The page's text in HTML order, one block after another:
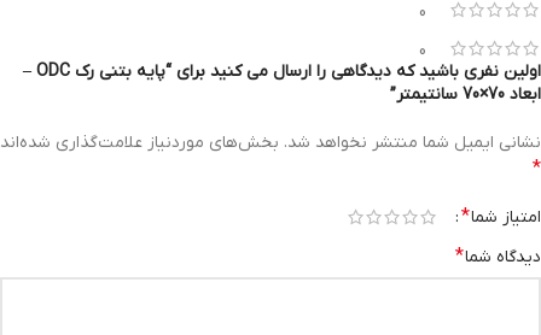
0
0
اولین نفری باشید که دیدگاهی را ارسال می کنید برای “پایه بتنی رک ODC –
ابعاد 70×70 سانتیمتر”
نشانی ایمیل شما منتشر نخواهد شد. بخش‌های موردنیاز علامت‌گذاری شده‌اند
*
امتیاز شما*
دیدگاه شما*